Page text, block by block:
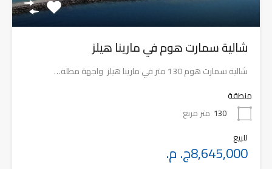
شالية سمارت هوم في مارينا هيلز
شالية سمارت هوم 130 متر في مارينا هيلز واجهة مطلة…
منطقة
130 متر مربع
للبيع
8,645,000ج. م.